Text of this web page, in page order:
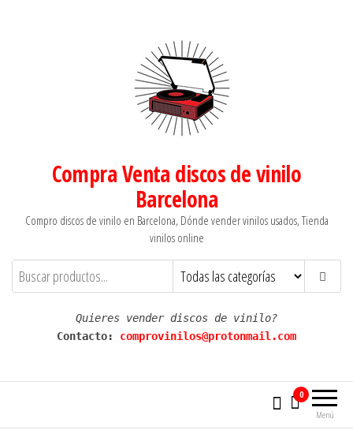
Compra Venta discos de vinilo
Barcelona
Compro discos de vinilo en Barcelona, Dónde vender vinilos usados, Tienda
vinilos online
Quieres vender discos de vinilo?
Contacto: comprovinilos@protonmail.com
Menú
0